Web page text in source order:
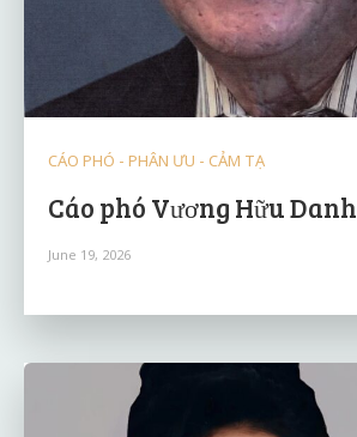
CÁO PHÓ - PHÂN ƯU - CẢM TẠ
Cáo phó Vương Hữu Danh
June 19, 2026